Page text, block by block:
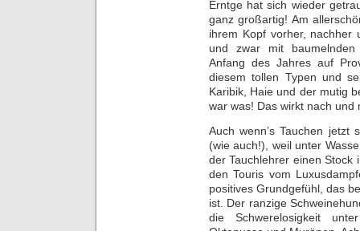
Erntge hat sich wieder
ganz großartig! Am
ihrem Kopf vorher, nachher
und zwar mit
Anfang des Jahres auf
diesem tollen Typen und
Karibik, Haie und der mutig
war was! Das wirkt nach und
Auch wenn’s Tauchen jetzt
(wie auch!), weil unter
der Tauchlehrer einen Stock
den Touris vom
positives Grundgefühl, das
ist. Der ranzige
die Schwerelosigkeit